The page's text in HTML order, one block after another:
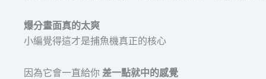
爆分畫面真的太爽
小編覺得這才是捕魚機真正的核心
因為它會一直給你 差一點就中的感覺